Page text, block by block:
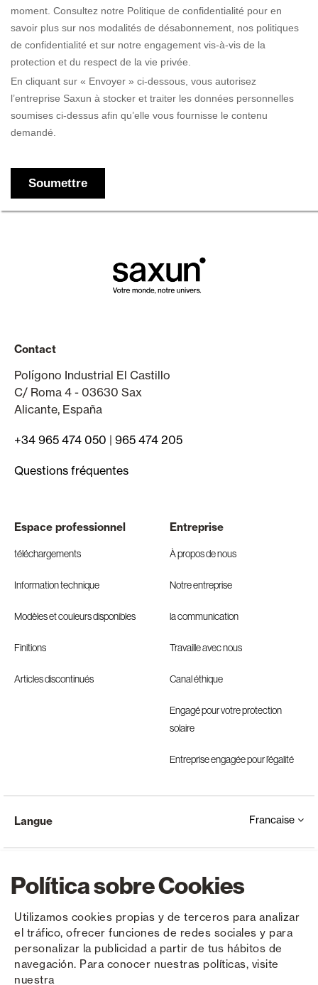
Política sobre Cookies
Utilizamos cookies propias y de terceros para analizar
el tráfico, ofrecer funciones de redes sociales y para
personalizar la publicidad a partir de tus hábitos de
navegación. Para conocer nuestras políticas, visite
nuestra
Contact
Polígono Industrial El Castillo
C/ Roma 4 - 03630 Sax
Alicante, España
+34 965 474 050 | 965 474 205
Questions fréquentes
Espace professionnel
téléchargements
Information technique
Modèles et couleurs disponibles
Finitions
Articles discontinués
Entreprise
À propos de nous
Notre entreprise
la communication
Travaille avec nous
Canal éthique
Engagé pour votre protection
solaire
Entreprise engagée pour l’égalité
Copyright © Saxun 2023 - 2026 Politique de confidentialité Avis juridique Cookies
Langue Francaise